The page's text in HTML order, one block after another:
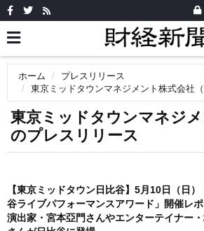
ホーム
プレスリリース
東京ミッドタウンマネジメント株式会社（
東京ミッドタウンマネジ
のプレスリリース
【東京ミッドタウン日比谷】5月10日（日）
谷ライブパフォーマンスアワード」開催レ
演出家・宮本亞門さんやエンターテイナー